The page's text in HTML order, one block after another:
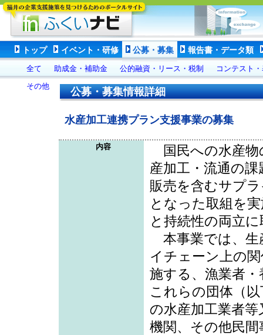
トップ イベント・研修 公募・募集 報告書・データ類
全て 助成金・補助金 公的融資・リース・税制
コンテスト
その他
公募・募集情報詳細
水産加工連携プラン支援事業の募集
内容
国民への水産物
産加工・流通の
販売を含むサプ
となった取組を
と持続性の両立
本事業では、生
イチェーン上の
施する、漁業者
これらの団体（
の水産加工業者
機関、その他民